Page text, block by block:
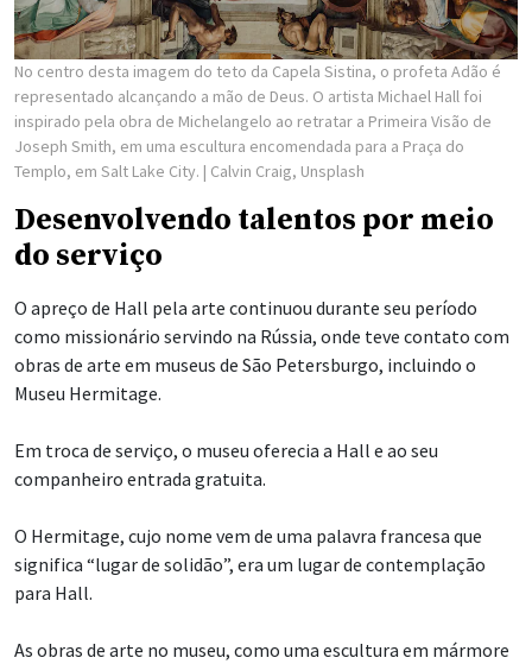
No centro desta imagem do teto da Capela Sistina, o profeta Adão é
representado alcançando a mão de Deus. O artista Michael Hall foi
inspirado pela obra de Michelangelo ao retratar a Primeira Visão de
Joseph Smith, em uma escultura encomendada para a Praça do
Templo, em Salt Lake City. | Calvin Craig, Unsplash
Desenvolvendo talentos por meio
do serviço
O apreço de Hall pela arte continuou durante seu período
como missionário servindo na Rússia, onde teve contato com
obras de arte em museus de São Petersburgo, incluindo o
Museu Hermitage.
Em troca de serviço, o museu oferecia a Hall e ao seu
companheiro entrada gratuita.
O Hermitage, cujo nome vem de uma palavra francesa que
significa “lugar de solidão”, era um lugar de contemplação
para Hall.
As obras de arte no museu, como uma escultura em mármore